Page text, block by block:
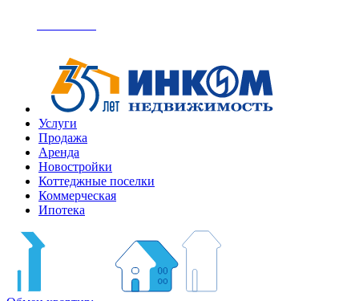
Услуги
Продажа
Аренда
Новостройки
Коттеджные поселки
Коммерческая
Ипотека